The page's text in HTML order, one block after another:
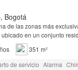
Bogotá
de las zonas más
ubicado en un conjunto
351 m²
de servicio Alarma